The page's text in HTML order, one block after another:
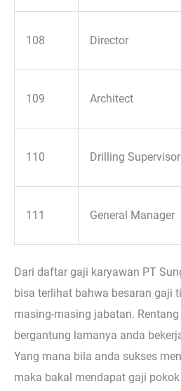
108 Director
109 Architect
110 Drilling Supervisor
111 General Manager
Dari daftar gaji karyawan PT
bisa terlihat bahwa besaran gaji
masing-masing jabatan.
bergantung lamanya anda
Yang mana bila anda sukses
maka bakal mendapat gaji